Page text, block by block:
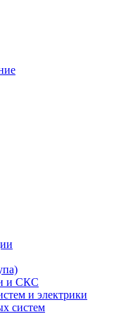
и СКС
и электрики
систем